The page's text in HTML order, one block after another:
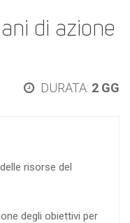
di azione
DURATA: 2 GG
risorse del
degli obiettivi per